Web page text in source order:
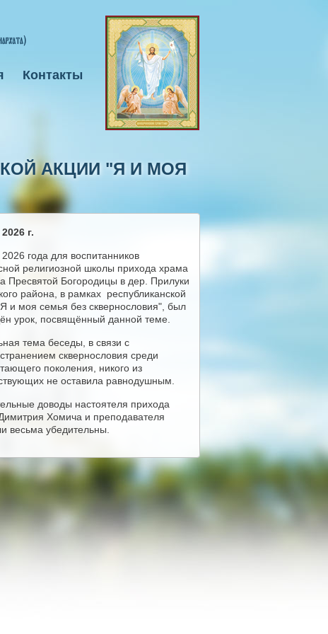
Контакты
АКЦИИ "Я И МОЯ
г.
года для воспитанников
религиозной школы прихода храма
Пресвятой Богородицы в дер. Прилуки
района, в рамках республиканской
и моя семья без сквернословия", был
урок, посвящённый данной теме.
тема беседы, в связи с
сквернословия среди
поколения, никого из
не оставила равнодушным.
доводы настоятеля прихода
Хомича и преподавателя
весьма убедительны.